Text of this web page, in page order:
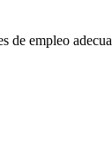
de empleo